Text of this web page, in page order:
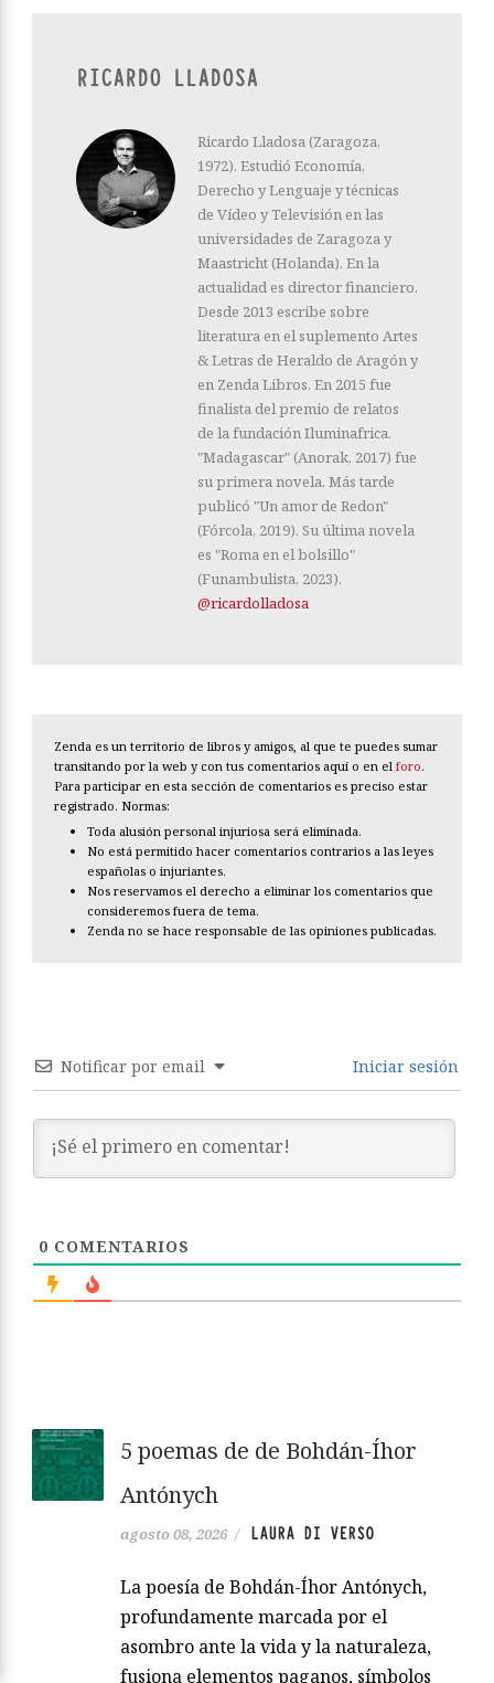
RICARDO LLADOSA
Ricardo Lladosa (Zaragoza,
1972). Estudió Economía,
Derecho y Lenguaje y técnicas
de Vídeo y Televisión en las
universidades de Zaragoza y
Maastricht (Holanda). En la
actualidad es director financiero.
Desde 2013 escribe sobre
literatura en el suplemento Artes
& Letras de Heraldo de Aragón y
en Zenda Libros. En 2015 fue
finalista del premio de relatos
de la fundación Iluminafrica.
"Madagascar" (Anorak, 2017) fue
su primera novela. Más tarde
publicó "Un amor de Redon"
(Fórcola, 2019). Su última novela
es "Roma en el bolsillo"
(Funambulista, 2023).
@ricardolladosa
Zenda es un territorio de libros y amigos, al que te puedes sumar
transitando por la web y con tus comentarios aquí o en el foro.
Para participar en esta sección de comentarios es preciso estar
registrado. Normas:
Toda alusión personal injuriosa será eliminada.
No está permitido hacer comentarios contrarios a las leyes
españolas o injuriantes.
Nos reservamos el derecho a eliminar los comentarios que
consideremos fuera de tema.
Zenda no se hace responsable de las opiniones publicadas.
Notificar por email Iniciar sesión
0 COMENTARIOS
5 poemas de de Bohdán-Íhor
Antónych
agosto 08, 2026 / LAURA DI VERSO
La poesía de Bohdán-Íhor Antónych,
profundamente marcada por el
asombro ante la vida y la naturaleza,
fusiona elementos paganos, símbolos